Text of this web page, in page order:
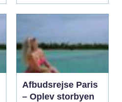
Afbudsrejse Paris
– Oplev storbyen